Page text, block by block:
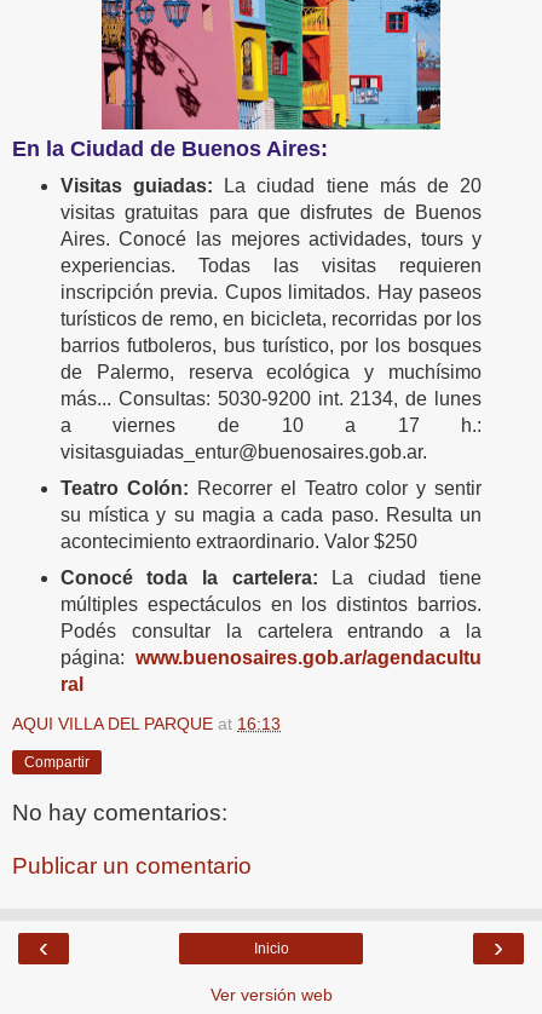
En la Ciudad de Buenos Aires:
Visitas guiadas:
La ciudad tiene más de 20
visitas gratuitas para que disfrutes de Buenos
Aires. Conocé las mejores actividades, tours y
experiencias. Todas las visitas requieren
inscripción previa. Cupos limitados. Hay paseos
turísticos de remo, en bicicleta, recorridas por los
barrios futboleros, bus turístico, por los bosques
de Palermo, reserva ecológica y muchísimo
más... Consultas: 5030-9200 int. 2134, de lunes
a viernes de 10 a 17 h.:
visitasguiadas_entur@buenosaires.gob.ar.
Teatro Colón: Recorrer el Teatro color y sentir
su mística y su magia a cada paso. Resulta un
acontecimiento extraordinario. Valor $250
Conocé toda la cartelera:
La ciudad tiene
múltiples espectáculos en los distintos barrios.
Podés consultar la cartelera entrando a la
página:
www.buenosaires.gob.ar/agendacultu
ral
AQUI VILLA DEL PARQUE at 16:13
Compartir
No hay comentarios:
Publicar un comentario
‹ ›
Inicio
Ver versión web